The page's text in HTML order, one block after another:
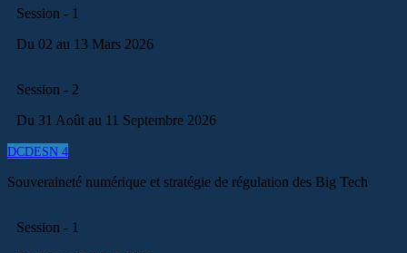
Session - 1
Du 02 au 13 Mars 2026
Session - 2
Du 31 Août au 11 Septembre 2026
DCDESN 4
Souveraineté numérique et stratégie de régulation des Big Tech
Session - 1